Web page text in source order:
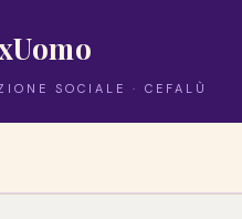
SOCIALE · CEFALÙ